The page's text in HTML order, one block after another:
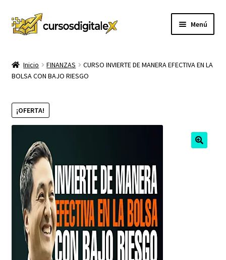
Ir
a
Ir
al
Menú
TIENDA
CURSOS
hijo
MI CUENTA
CARRITO
CONTACTO
Inicio FINANZAS
CURSO INVIERTE DE MANERA EFECTIVA EN LA
BOLSA CON BAJO RIESGO
¡OFERTA!